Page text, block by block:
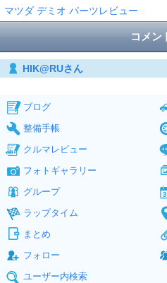
マツダ デミオ パーツレビュー
コメン
HIK@RUさん
ブログ
整備手帳
クルマレビュー
フォトギャラリー
グループ
ラップタイム
まとめ
フォロー
ユーザー内検索